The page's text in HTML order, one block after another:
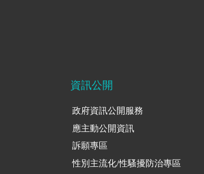
資訊公開
政府資訊公開服務
應主動公開資訊
訴願專區
性別主流化/性騷擾防治專區